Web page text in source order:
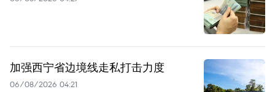
加强西宁省边境线走私打击力度
06/08/2026 04:21